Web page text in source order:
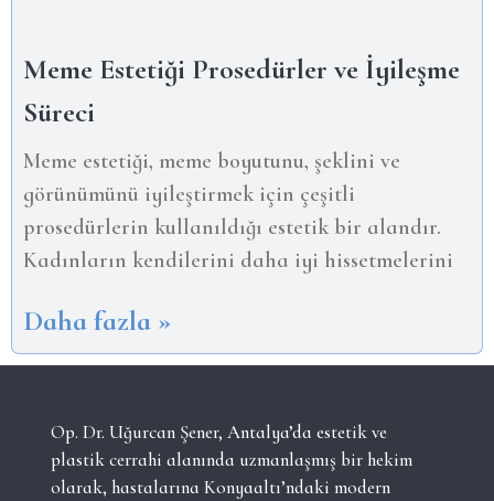
Meme Estetiği Prosedürler ve İyileşme
Süreci
Meme estetiği, meme boyutunu, şeklini ve
görünümünü iyileştirmek için çeşitli
prosedürlerin kullanıldığı estetik bir alandır.
Kadınların kendilerini daha iyi hissetmelerini
Daha fazla »
Op. Dr. Uğurcan Şener, Antalya’da estetik ve
plastik cerrahi alanında uzmanlaşmış bir hekim
olarak, hastalarına Konyaaltı’ndaki modern